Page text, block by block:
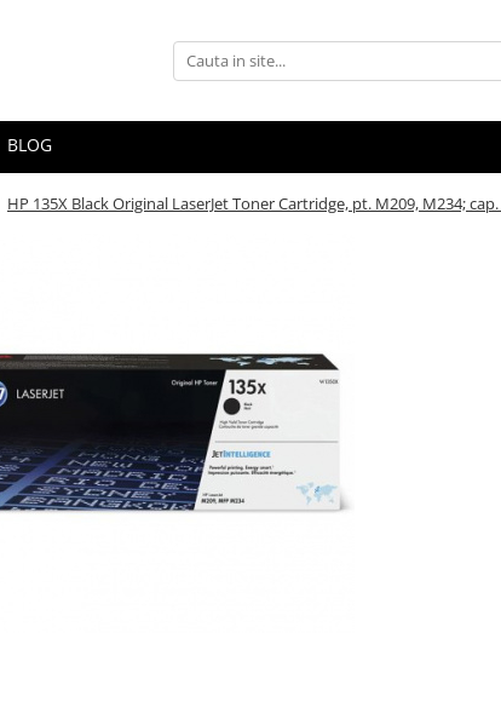
BLOG
HP 135X Black Original LaserJet Toner Cartridge, pt. M209, M234;